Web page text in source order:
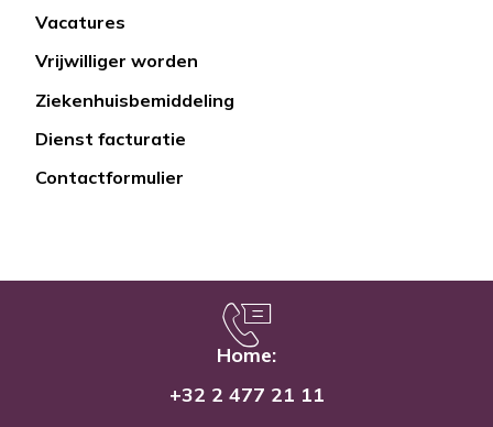
Lien
rapide
Vacatures
Vrijwilliger worden
Ziekenhuisbemiddeling
Dienst facturatie
Contactformulier
Home:
+32 2 477 21 11